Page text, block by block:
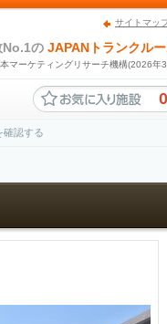
サイトマッ
No.1の JAPANトランクル
マーケティングリサーチ機構(2026年
0
確認する